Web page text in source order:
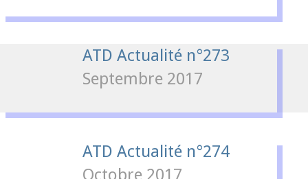
ATD Actualité n°273
Septembre 2017
ATD Actualité n°274
Octobre 2017